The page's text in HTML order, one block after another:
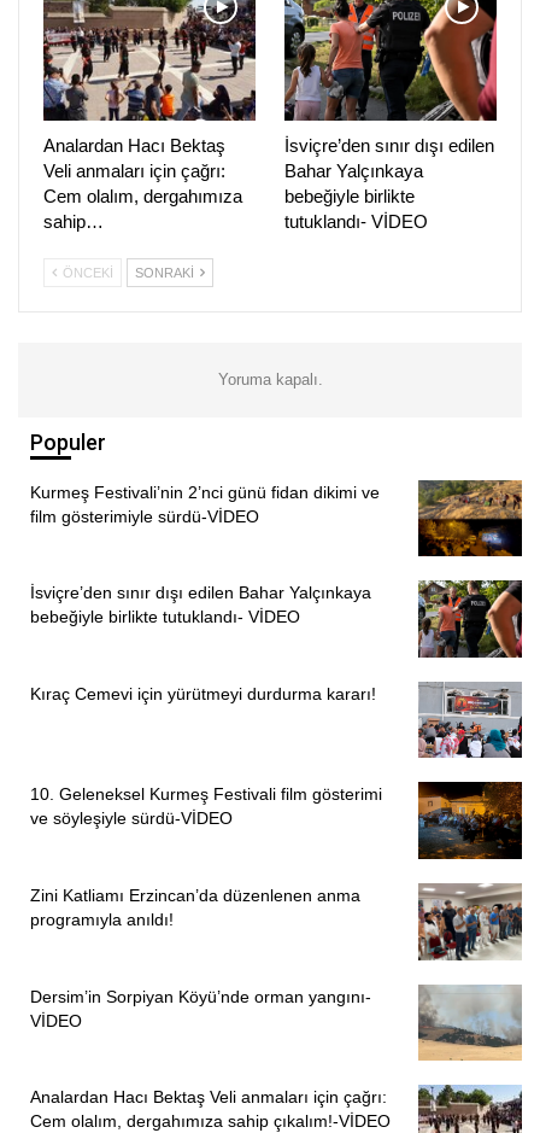
Kırkısraklılar Kadın Komisyonu
Dersim-Der Kadın komisyonu
Paz-Der Kadın Komisyonu
Alxas -Kistik Kom Kadın Komisyonu
Analardan Hacı Bektaş
Veli anmaları için çağrı:
Cem olalım, dergahımıza
sahip…
İsviçre’den sınır dışı edilen
Bahar Yalçınkaya
bebeğiyle birlikte
tutuklandı- VİDEO
ÖNCEKI SONRAKI
Yoruma kapalı.
Populer
Kurmeş Festivali’nin 2’nci günü fidan dikimi ve
film gösterimiyle sürdü-VİDEO
İsviçre’den sınır dışı edilen Bahar Yalçınkaya
bebeğiyle birlikte tutuklandı- VİDEO
Kıraç Cemevi için yürütmeyi durdurma kararı!
10. Geleneksel Kurmeş Festivali film gösterimi
ve söyleşiyle sürdü-VİDEO
Zini Katliamı Erzincan’da düzenlenen anma
programıyla anıldı!
Dersim’in Sorpiyan Köyü’nde orman yangını-
VİDEO
Analardan Hacı Bektaş Veli anmaları için çağrı:
Cem olalım, dergahımıza sahip çıkalım!-VİDEO